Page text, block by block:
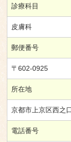
診療科目
皮膚科
郵便番号
〒602-0925
所在地
京都市上京区西之
電話番号